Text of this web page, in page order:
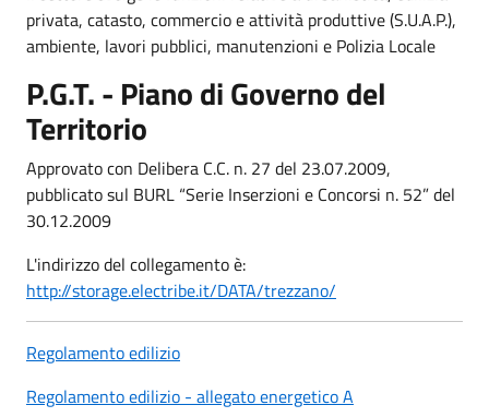
privata, catasto, commercio e attività produttive (S.U.A.P.),
ambiente, lavori pubblici, manutenzioni e Polizia Locale
P.G.T. - Piano di Governo del
Territorio
Approvato con Delibera C.C. n. 27 del 23.07.2009,
pubblicato sul BURL “Serie Inserzioni e Concorsi n. 52” del
30.12.2009
L'indirizzo del collegamento è:
http://storage.electribe.it/DATA/trezzano/
Regolamento edilizio
Regolamento edilizio - allegato energetico A